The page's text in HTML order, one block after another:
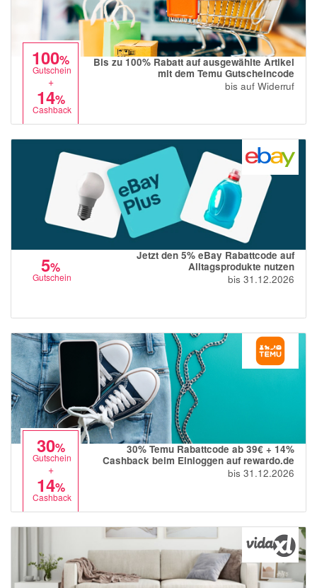
XXXLutz
BADER
momox
bonprix
CHECK24
LiveFresh
tink
heine
100%
Gutschein
+
14%
Cashback
Bis zu 100% Rabatt auf ausgewählte Artikel
mit dem Temu Gutscheincode
bis auf Widerruf
5%
Gutschein
Jetzt den 5% eBay Rabattcode auf
Alltagsprodukte nutzen
bis 31.12.2026
30%
Gutschein
+
14%
Cashback
30% Temu Rabattcode ab 39€ + 14%
Cashback beim Einloggen auf rewardo.de
bis 31.12.2026